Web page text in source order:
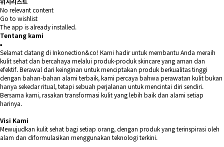
No relevant content
Go to wishlist
The app is already installed.
Tentang kami
Selamat datang di Inkonection&co! Kami hadir untuk membantu Anda meraih
kulit sehat dan bercahaya melalui produk-produk skincare yang aman dan
efektif. Berawal dari keinginan untuk menciptakan produk berkualitas tinggi
dengan bahan-bahan alami terbaik, kami percaya bahwa perawatan kulit bukan
hanya sekedar ritual, tetapi sebuah perjalanan untuk mencintai diri sendiri.
Bersama kami, rasakan transformasi kulit yang lebih baik dan alami setiap
harinya.
Visi Kami
Mewujudkan kulit sehat bagi setiap orang, dengan produk yang terinspirasi oleh
alam dan diformulasikan menggunakan teknologi terkini.